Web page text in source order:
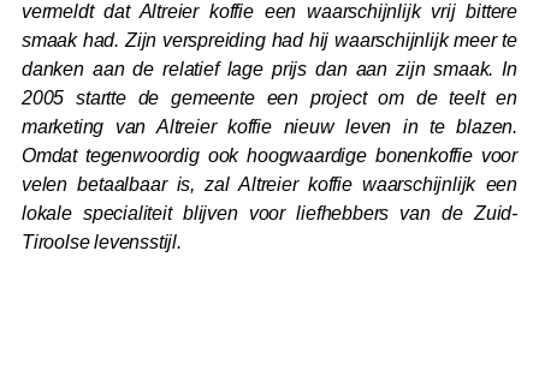
vermeldt dat Altreier koffie een waarschijnlijk vrij bittere
smaak had. Zijn verspreiding had hij waarschijnlijk meer te
danken aan de relatief lage prijs dan aan zijn smaak. In
2005 startte de gemeente een project om de teelt en
marketing van Altreier koffie nieuw leven in te blazen.
Omdat tegenwoordig ook hoogwaardige bonenkoffie voor
velen betaalbaar is, zal Altreier koffie waarschijnlijk een
lokale specialiteit blijven voor liefhebbers van de Zuid-
Tiroolse levensstijl.